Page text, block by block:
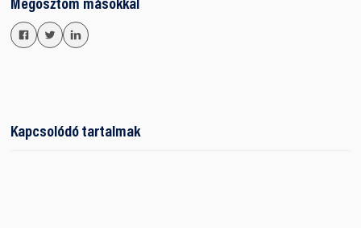
Megosztom másokkal
Kapcsolódó tartalmak